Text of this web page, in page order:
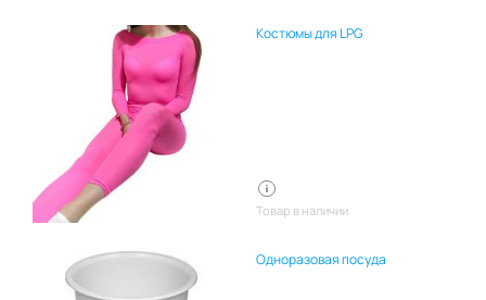
Костюмы для LPG
Товар в наличии
Одноразовая посуда